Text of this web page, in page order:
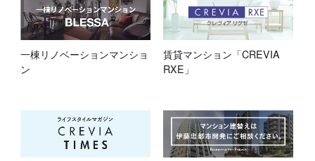
一棟リノベーションマンショ
ン
賃貸マンション「CREVIA
RXE」